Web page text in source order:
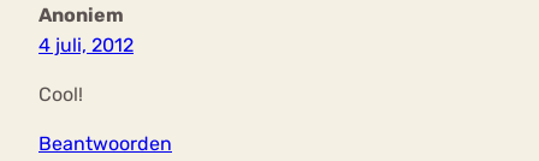
Anoniem
4 juli, 2012
Cool!
Beantwoorden